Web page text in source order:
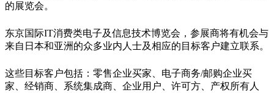
的展览会。
东京国际IT消费类电子及信息技术博览会，参展商将有机会与
来自日本和亚洲的众多业内人士及相应的目标客户建立联系。
这些目标客户包括：零售企业买家、电子商务/邮购企业买
家、经销商、系统集成商、企业用户、许可方、产权所有人